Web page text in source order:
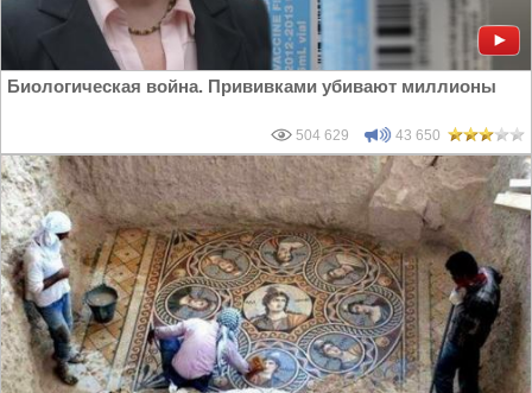
Биологическая война. Прививками убивают миллионы
504 629 43 650